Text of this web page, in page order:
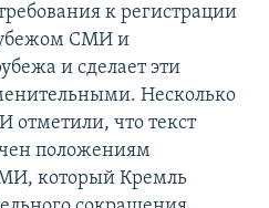
к регистрации
СМИ и
и сделает эти
Несколько
отметили, что текст
положениям
который Кремль